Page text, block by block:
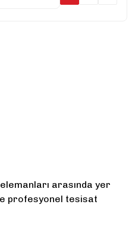
arasında yer
profesyonel tesisat